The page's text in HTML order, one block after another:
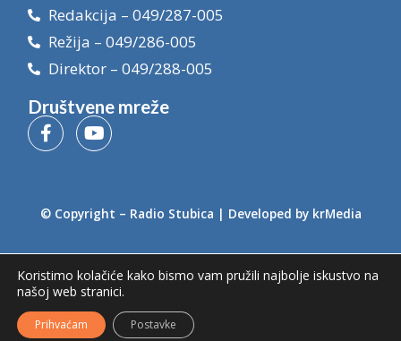
Redakcija – 049/287-005
Režija – 049/286-005
Direktor – 049/288-005
Društvene mreže
© Copyright – Radio Stubica | Developed by krMedia
Koristimo kolačiće kako bismo vam pružili najbolje iskustvo na
našoj web stranici.
Prihvaćam Postavke